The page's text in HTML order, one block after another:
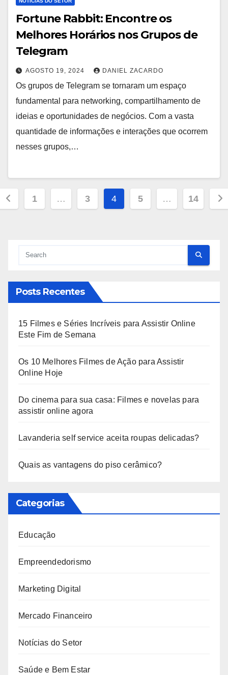
Fortune Rabbit: Encontre os
Melhores Horários nos Grupos de
Telegram
AGOSTO 19, 2024 DANIEL ZACARDO
Os grupos de Telegram se tornaram um espaço
fundamental para networking, compartilhamento de
ideias e oportunidades de negócios. Com a vasta
quantidade de informações e interações que ocorrem
nesses grupos,…
1 … 3 4 5 … 14
Posts Recentes
15 Filmes e Séries Incríveis para Assistir Online
Este Fim de Semana
Os 10 Melhores Filmes de Ação para Assistir
Online Hoje
Do cinema para sua casa: Filmes e novelas para
assistir online agora
Lavanderia self service aceita roupas delicadas?
Quais as vantagens do piso cerâmico?
Categorias
Educação
Empreendedorismo
Marketing Digital
Mercado Financeiro
Notícias do Setor
Saúde e Bem Estar